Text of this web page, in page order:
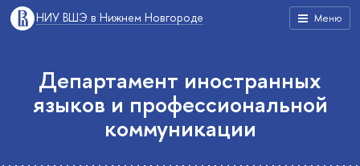
Меню
НИУ ВШЭ в Нижнем Новгороде
Департамент иностранных
языков и профессиональной
коммуникации